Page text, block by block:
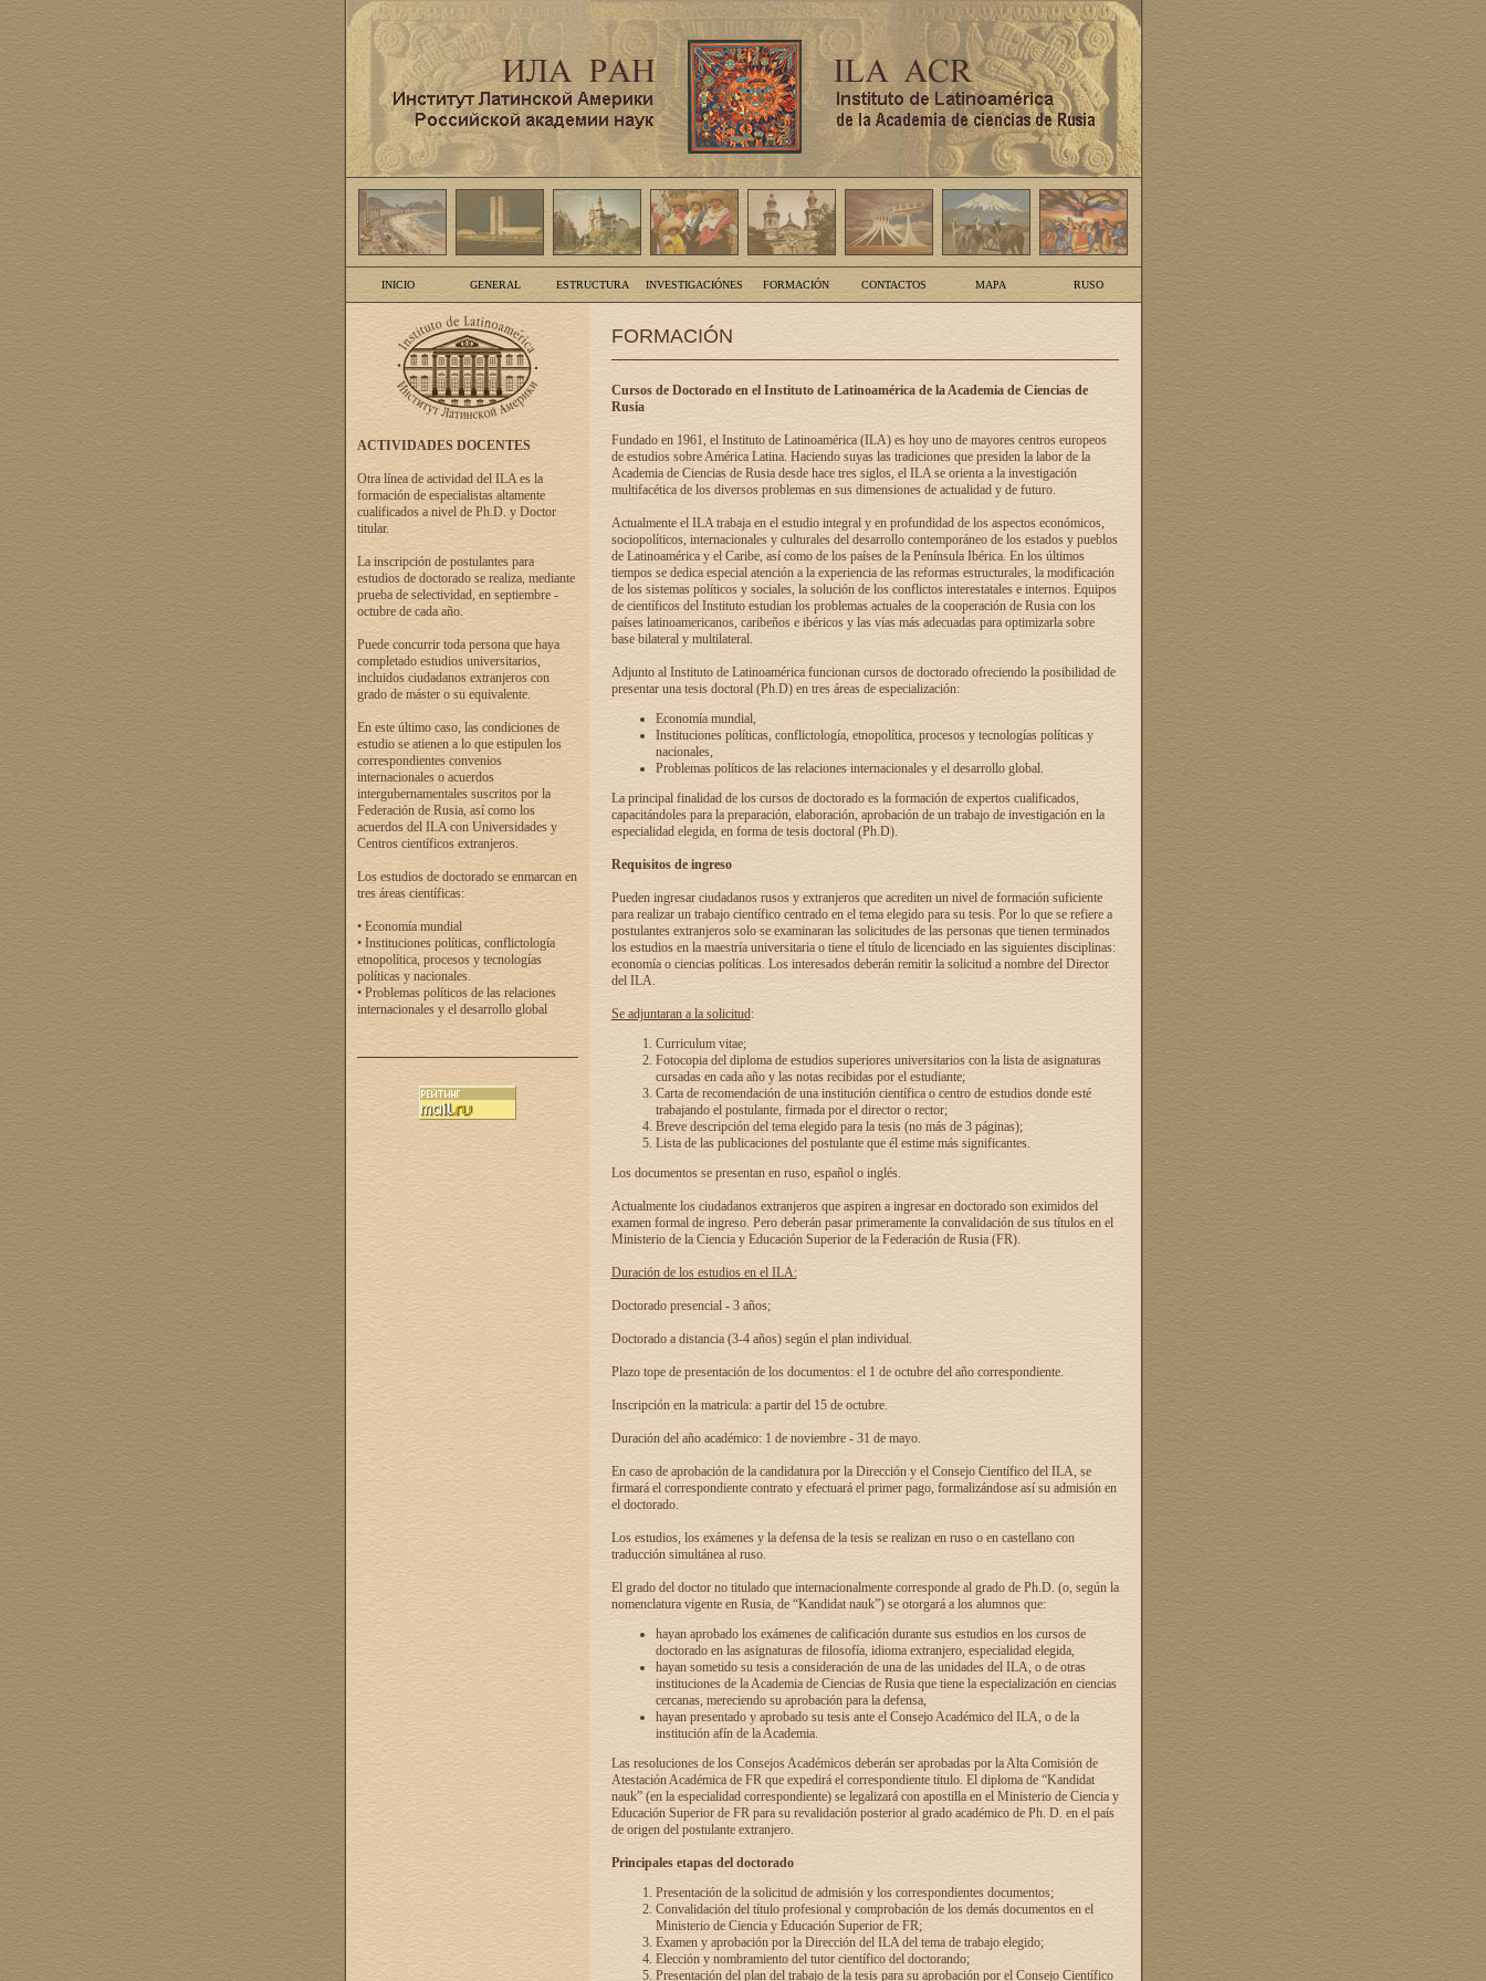
INICIO GENERAL ESTRUCTURA INVESTIGACIÓNES FORMACIÓN CONTACTOS MAPA RUSO
ACTIVIDADES DOCENTES
Otra línea de actividad del ILA es la
formación de especialistas altamente
cualificados a nivel de Ph.D. y Doctor
titular.
La inscripción de postulantes para
estudios de doctorado se realiza, mediante
prueba de selectividad, en septiembre -
octubre de cada año.
Puede concurrir toda persona que haya
completado estudios universitarios,
incluidos ciudadanos extranjeros con
grado de máster o su equivalente.
En este último caso, las condiciones de
estudio se atienen a lo que estipulen los
correspondientes convenios
internacionales o acuerdos
intergubernamentales suscritos por la
Federación de Rusia, así como los
acuerdos del ILA con Universidades y
Centros científicos extranjeros.
Los estudios de doctorado se enmarcan en
tres áreas científicas:
• Economía mundial
• Instituciones políticas, conflictología
etnopolítica, procesos y tecnologías
políticas y nacionales.
• Problemas políticos de las relaciones
internacionales y el desarrollo global
FORMACIÓN
Cursos de Doctorado en el Instituto de Latinoamérica de la Academia de Ciencias de
Rusia
Fundado en 1961, el Instituto de Latinoamérica (ILA) es hoy uno de mayores centros europeos
de estudios sobre América Latina. Haciendo suyas las tradiciones que presiden la labor de la
Academia de Ciencias de Rusia desde hace tres siglos, el ILA se orienta a la investigación
multifacética de los diversos problemas en sus dimensiones de actualidad y de futuro.
Actualmente el ILA trabaja en el estudio integral y en profundidad de los aspectos económicos,
sociopolíticos, internacionales y culturales del desarrollo contemporáneo de los estados y pueblos
de Latinoamérica y el Caribe, así como de los países de la Península Ibérica. En los últimos
tiempos se dedica especial atención a la experiencia de las reformas estructurales, la modificación
de los sistemas políticos y sociales, la solución de los conflictos interestatales e internos. Equipos
de científicos del Instituto estudian los problemas actuales de la cooperación de Rusia con los
países latinoamericanos, caribeños e ibéricos y las vías más adecuadas para optimizarla sobre
base bilateral y multilateral.
Adjunto al Instituto de Latinoamérica funcionan cursos de doctorado ofreciendo la posibilidad de
presentar una tesis doctoral (Ph.D) en tres áreas de especialización:
Economía mundial,
Instituciones políticas, conflictología, etnopolítica, procesos y tecnologías políticas y
nacionales,
Problemas políticos de las relaciones internacionales y el desarrollo global.
La principal finalidad de los cursos de doctorado es la formación de expertos cualificados,
capacitándoles para la preparación, elaboración, aprobación de un trabajo de investigación en la
especialidad elegida, en forma de tesis doctoral (Ph.D).
Requisitos de ingreso
Pueden ingresar ciudadanos rusos y extranjeros que acrediten un nivel de formación suficiente
para realizar un trabajo científico centrado en el tema elegido para su tesis. Por lo que se refiere a
postulantes extranjeros solo se examinaran las solicitudes de las personas que tienen terminados
los estudios en la maestría universitaria o tiene el título de licenciado en las siguientes disciplinas:
economía o ciencias políticas. Los interesados deberán remitir la solicitud a nombre del Director
del ILA.
Se adjuntaran a la solicitud:
Curriculum vitae;
Fotocopia del diploma de estudios superiores universitarios con la lista de asignaturas
cursadas en cada año y las notas recibidas por el estudiante;
Carta de recomendación de una institución científica o centro de estudios donde esté
trabajando el postulante, firmada por el director o rector;
Breve descripción del tema elegido para la tesis (no más de 3 páginas);
Lista de las publicaciones del postulante que él estime más significantes.
Los documentos se presentan en ruso, español o inglés.
Actualmente los ciudadanos extranjeros que aspiren a ingresar en doctorado son eximidos del
examen formal de ingreso. Pero deberán pasar primeramente la convalidación de sus títulos en el
Ministerio de la Ciencia y Educación Superior de la Federación de Rusia (FR).
Duración de los estudios en el ILA:
Doctorado presencial - 3 años;
Doctorado a distancia (3-4 años) según el plan individual.
Plazo tope de presentación de los documentos: el 1 de octubre del año correspondiente.
Inscripción en la matricula: a partir del 15 de octubre.
Duración del año académico: 1 de noviembre - 31 de mayo.
En caso de aprobación de la candidatura por la Dirección y el Consejo Científico del ILA, se
firmará el correspondiente contrato y efectuará el primer pago, formalizándose así su admisión en
el doctorado.
Los estudios, los exámenes y la defensa de la tesis se realizan en ruso o en castellano con
traducción simultánea al ruso.
El grado del doctor no titulado que internacionalmente corresponde al grado de Ph.D. (o, según la
nomenclatura vigente en Rusia, de “Kandidat nauk”) se otorgará a los alumnos que:
hayan aprobado los exámenes de calificación durante sus estudios en los cursos de
doctorado en las asignaturas de filosofía, idioma extranjero, especialidad elegida,
hayan sometido su tesis a consideración de una de las unidades del ILA, o de otras
instituciones de la Academia de Ciencias de Rusia que tiene la especialización en ciencias
cercanas, mereciendo su aprobación para la defensa,
hayan presentado y aprobado su tesis ante el Consejo Académico del ILA, o de la
institución afín de la Academia.
Las resoluciones de los Consejos Académicos deberán ser aprobadas por la Alta Comisión de
Atestación Académica de FR que expedirá el correspondiente título. El diploma de “Kandidat
nauk” (en la especialidad correspondiente) se legalizará con apostilla en el Ministerio de Ciencia y
Educación Superior de FR para su revalidación posterior al grado académico de Ph. D. en el país
de origen del postulante extranjero.
Principales etapas del doctorado
Presentación de la solicitud de admisión y los correspondientes documentos;
Convalidación del título profesional y comprobación de los demás documentos en el
Ministerio de Ciencia y Educación Superior de FR;
Examen y aprobación por la Dirección del ILA del tema de trabajo elegido;
Elección y nombramiento del tutor científico del doctorando;
Presentación del plan del trabajo de la tesis para su aprobación por el Consejo Científico